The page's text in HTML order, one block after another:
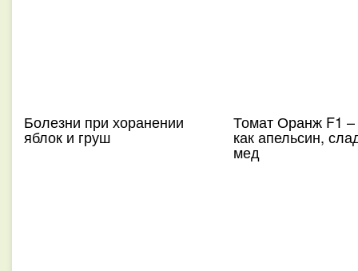
Болезни при хоранении
яблок и груш
Томат Оранж F1 –
как апельсин,
мед